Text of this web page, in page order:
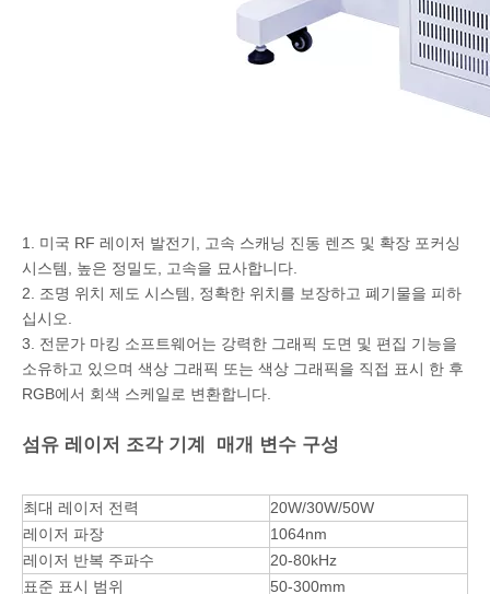
1. 미국 RF 레이저 발전기, 고속 스캐닝 진동 렌즈 및 확장 포커싱
시스템, 높은 정밀도, 고속을 묘사합니다.
2. 조명 위치 제도 시스템, 정확한 위치를 보장하고 폐기물을 피하
십시오.
3. 전문가 마킹 소프트웨어는 강력한 그래픽 도면 및 편집 기능을
소유하고 있으며 색상 그래픽 또는 색상 그래픽을 직접 표시 한 후
RGB에서 회색 스케일로 변환합니다.
섬유 레이저 조각 기계 매개 변수 구성
최대 레이저 전력
20W/30W/50W
레이저 파장
1064nm
레이저 반복 주파수
20-80kHz
표준 표시 범위
50-300mm